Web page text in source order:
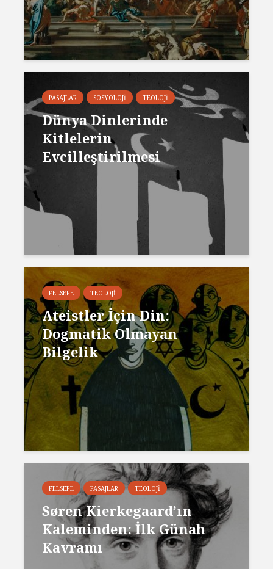
PASAJLAR SOSYOLOJI TEOLOJI
Dünya Dinlerinde
Kitlelerin
Evcilleştirilmesi
FELSEFE TEOLOJI
Ateistler İçin Din:
Dogmatik Olmayan
Bilgelik
FELSEFE PASAJLAR TEOLOJI
Søren Kierkegaard’ın
Kaleminden: İlk Günah
Kavramı